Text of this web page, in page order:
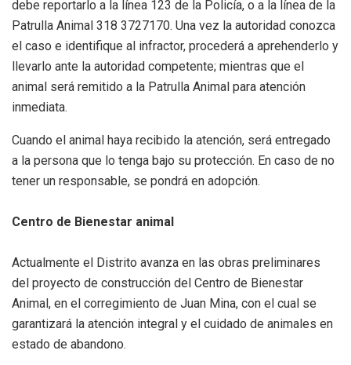
debe reportarlo a la línea 123 de la Policía, o a la línea de la
Patrulla Animal 318 3727170. Una vez la autoridad conozca
el caso e identifique al infractor, procederá a aprehenderlo y
llevarlo ante la autoridad competente; mientras que el
animal será remitido a la Patrulla Animal para atención
inmediata.
Cuando el animal haya recibido la atención, será entregado
a la persona que lo tenga bajo su protección. En caso de no
tener un responsable, se pondrá en adopción.
Centro de Bienestar animal
Actualmente el Distrito avanza en las obras preliminares
del proyecto de construcción del Centro de Bienestar
Animal, en el corregimiento de Juan Mina, con el cual se
garantizará la atención integral y el cuidado de animales en
estado de abandono.